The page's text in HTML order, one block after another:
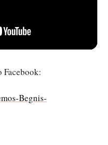
Facebook:
Begnis-